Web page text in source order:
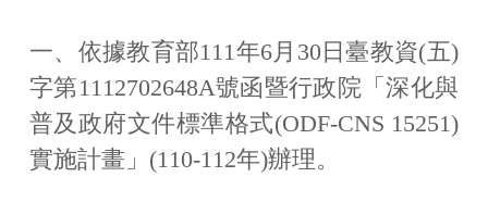
相關連結
相關法規
案例介紹
一、依據教育部111年6月30日臺教資(五)
字第1112702648A號函暨行政院「深化與
普及政府文件標準格式(ODF-CNS 15251)
實施計畫」(110-112年)辦理。